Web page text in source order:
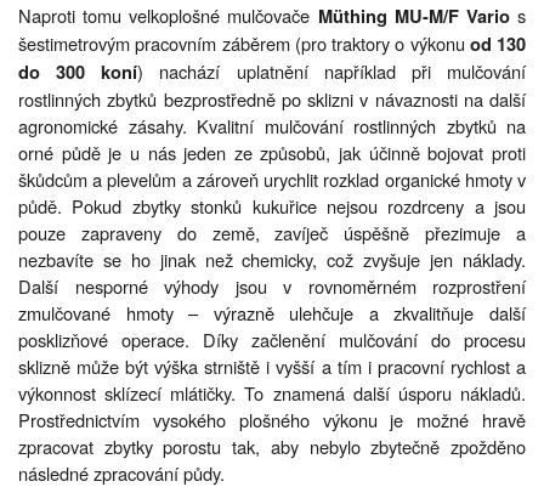
Naproti tomu velkoplošné mulčovače Müthing MU-M/F Varios
šestimetrovým pracovním záběrem (pro traktory o výkonu od 130
do 300 koní) nachází uplatnění například při mulčování
rostlinných zbytků bezprostředně po sklizni v návaznosti na další
agronomické zásahy. Kvalitní mulčování rostlinných zbytků na
orné půdě je u nás jeden ze způsobů, jak účinně bojovat proti
škůdcům a plevelům a zároveň urychlit rozklad organické hmoty v
půdě. Pokud zbytky stonků kukuřice nejsou rozdrceny a jsou
pouze zapraveny do země, zavíječ úspěšně přezimuje a
nezbavíte se ho jinak než chemicky, což zvyšuje jen náklady.
Další nesporné výhody jsou v rovnoměrném rozprostření
zmulčované hmoty – výrazně ulehčuje a zkvalitňuje další
posklizňové operace. Díky začlenění mulčování do procesu
sklizně může být výška strniště i vyšší a tím i pracovní rychlost a
výkonnost sklízecí mlátičky. To znamená další úsporu nákladů.
Prostřednictvím vysokého plošného výkonu je možné hravě
zpracovat zbytky porostu tak, aby nebylo zbytečně zpožděno
následné zpracování půdy.